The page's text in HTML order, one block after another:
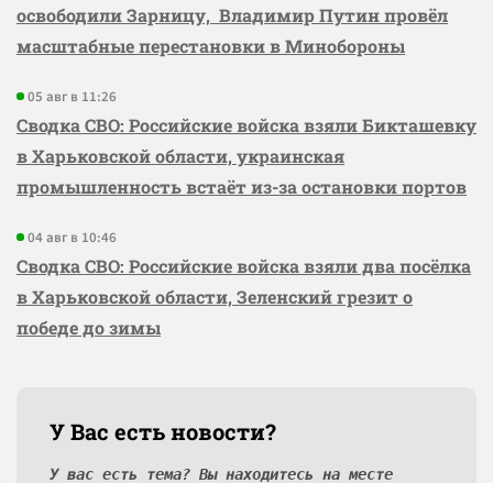
освободили Зарницу, Владимир Путин провёл
масштабные перестановки в Минобороны
05 авг в 11:26
Сводка СВО: Российские войска взяли Бикташевку
в Харьковской области, украинская
промышленность встаёт из-за остановки портов
04 авг в 10:46
Сводка СВО: Российские войска взяли два посёлка
в Харьковской области, Зеленский грезит о
победе до зимы
У Вас есть новости?
У вас есть тема? Вы находитесь на месте